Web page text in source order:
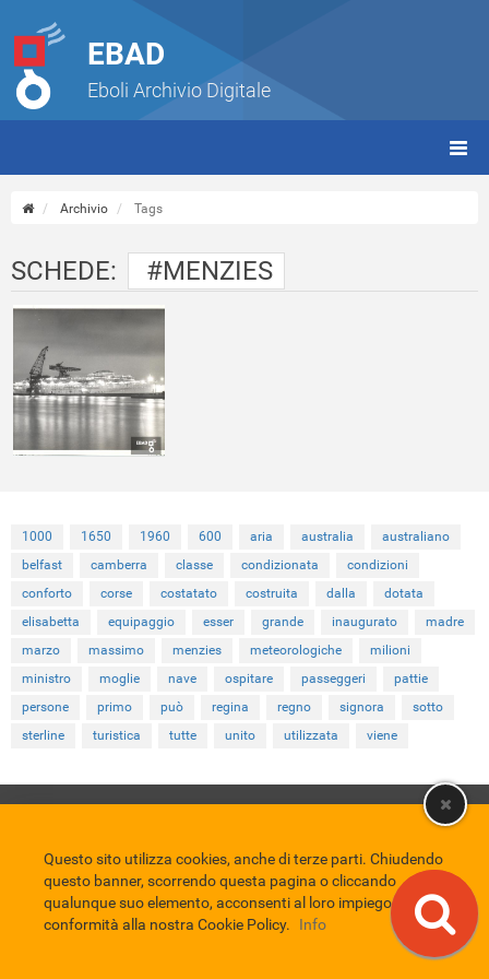
EBAD
Eboli Archivio Digitale
Archivio Tags
SCHEDE: #MENZIES
1000 1650 1960 600 aria australia
australiano
belfast
camberra classe condizionata
condizioni
conforto
corse costatato costruita dalla
dotata
elisabetta
equipaggio esser grande inaugurato
madre
marzo
massimo menzies meteorologiche
milioni
ministro
moglie nave ospitare passeggeri
pattie
persone
primo può regina regno signora
sotto
sterline
turistica tutte unito utilizzata viene
Privacy policy
EBAD
Eboli Archivio Digitale
Questo sito utilizza cookies, anche di terze parti. Chiudendo
questo banner, scorrendo questa pagina o cliccando
qualunque suo elemento, acconsenti al loro impiego in
conformità alla nostra Cookie Policy.
Info